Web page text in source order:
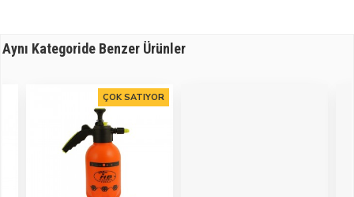
Aynı Kategoride Benzer Ürünler
ÇOK SATIYOR